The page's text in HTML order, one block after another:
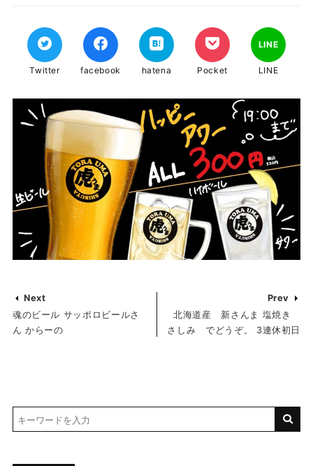
Twitter facebook hatena Pocket
LINE
LINE
Next
魂のビール サッポロビールさ
ん からーの
Prev
北海道産 新さんま 塩焼き
さしみ でどうぞ。 3連休初日